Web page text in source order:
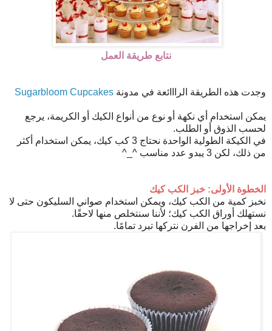
نتابع طريقة العمل
وجدت هذه الطريقة الرااائعة في مدونة Sugarbloom Cupcakes
يمكن استخدام أي نكهة أو نوع من أنواع الكيك أو الكريمة، يرجع
لحسب الذوق أو الطلب.
في الكيكة الطولية الواحدة نحتاج 3 كب كيك، يمكن استخدام أكثر
من ذلك، لكن 3 يبدو عدد مناسب ^_^
الخطوة الأولى: خبز الكب كيك
نخبز كمية من الكب كيك، ويمكن استخدام صواني السليكون حتى لا
نستهلك أوراق الكب كيك؛ لأننا سنتخلص منها لاحقًا.
بعد إخراجها من الفرن نتركها تبرد تمامًا.